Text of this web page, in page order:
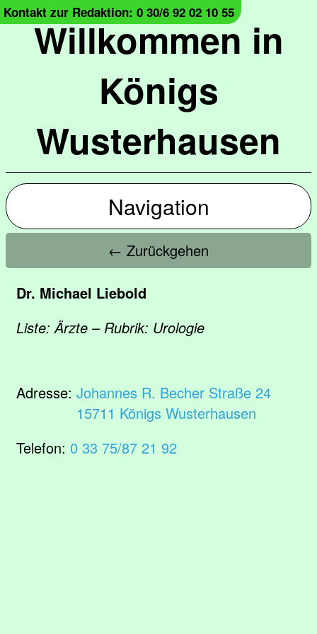
Willkommen in
Königs
Wusterhausen
Kontakt zur Redaktion: 0 30/6 92 02 10 55
Navigation
← Zurückgehen
Dr. Michael Liebold
Liste: Ärzte – Rubrik: Urologie
Adresse: Johannes R. Becher Straße 24
15711 Königs Wusterhausen
Telefon: 0 33 75/87 21 92